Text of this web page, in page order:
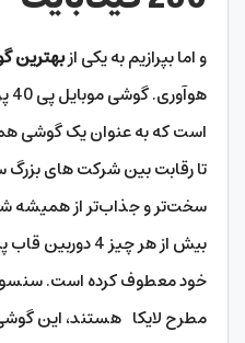
و اما بپرازیم به یکی ازبهترین
است که به عنوان یک گوشی
تا رقابت بین شرکت های بزرگ
سخت‌تر و جذاب‌تر از همیشه
بیش از هر چیز 4
مطرح لایکا هستند، این گوشی